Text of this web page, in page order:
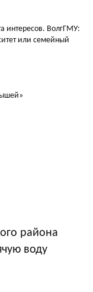
интересов. ВолгГМУ:
или семейный
района
воду